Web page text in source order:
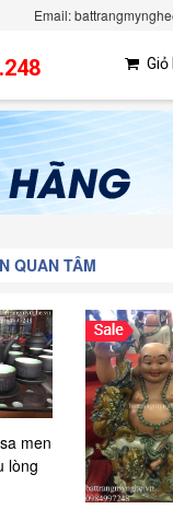
Email:
Giỏ
QUAN TÂM
men
lòng